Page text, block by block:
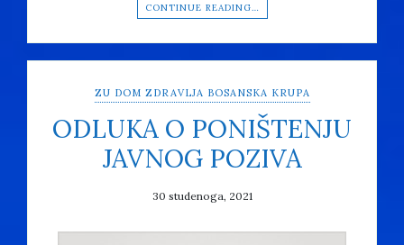
CONTINUE READING…
ZU DOM ZDRAVLJA BOSANSKA KRUPA
ODLUKA O PONIŠTENJU
JAVNOG POZIVA
30 studenoga, 2021